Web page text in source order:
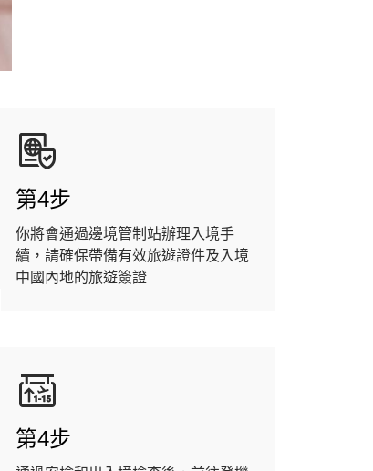
第4步
你將會通過邊境管制站辦理入境手
續，請確保帶備有效旅遊證件及入境
中國內地的旅遊簽證
第4步